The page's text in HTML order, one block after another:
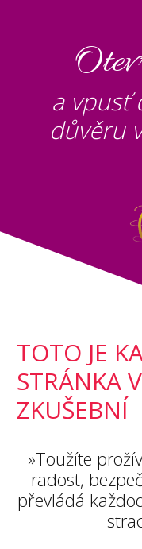
a vpusť
důvěru
TOTO JE
STRÁNKA
ZKUŠEBNÍ
»Toužíte
radost,
převládá